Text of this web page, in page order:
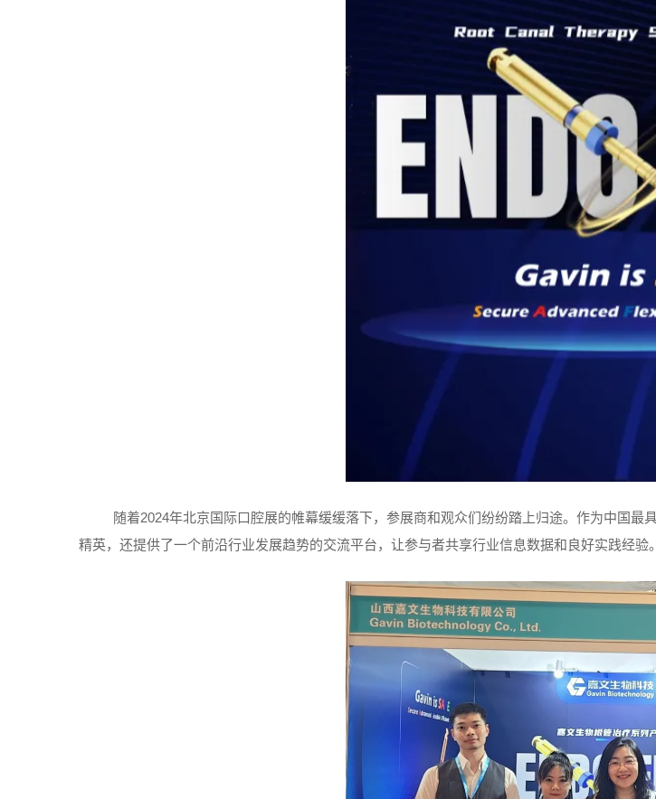
随着2024年北京国际口腔展的帷幕缓缓落下，参展商和观众们纷纷踏上归途。作为中国
精英，还提供了一个前沿行业发展趋势的交流平台，让参与者共享行业信息数据和良好实践经验。